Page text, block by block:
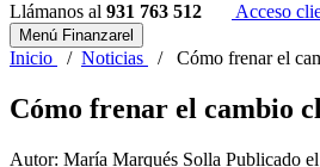
Llámanos al 931 763 512 Acceso
Menú Finanzarel
Inicio / Noticias / Cómo frenar el
Cómo frenar el cambio
Autor: María Marqués Solla Publicado